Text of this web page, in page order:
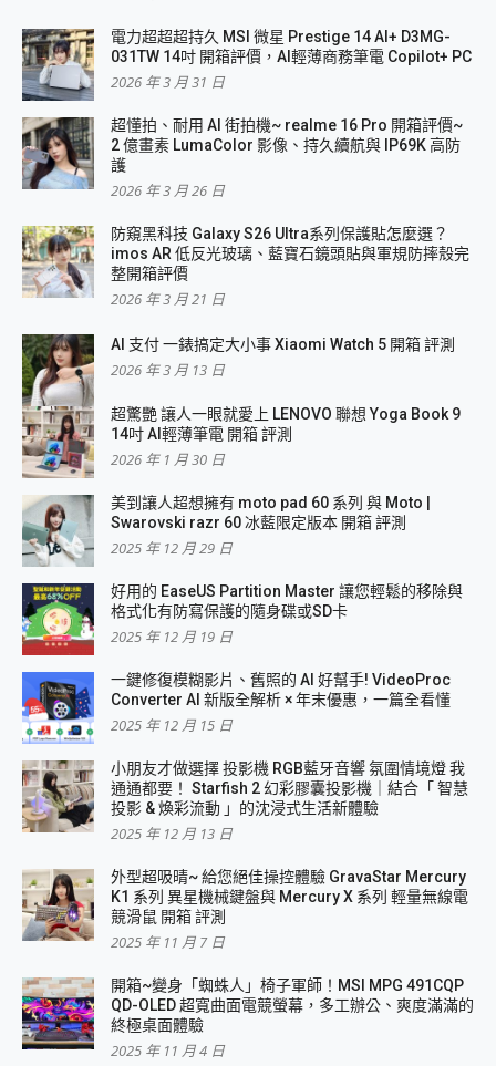
電力超超超持久 MSI 微星 Prestige 14 AI+ D3MG-
031TW 14吋 開箱評價，AI輕薄商務筆電 Copilot+ PC
2026 年 3 月 31 日
超懂拍、耐用 AI 街拍機~ realme 16 Pro 開箱評價~
2 億畫素 LumaColor 影像、持久續航與 IP69K 高防
護
2026 年 3 月 26 日
防窺黑科技 Galaxy S26 Ultra系列保護貼怎麼選？
imos AR 低反光玻璃、藍寶石鏡頭貼與軍規防摔殼完
整開箱評價
2026 年 3 月 21 日
AI 支付 一錶搞定大小事 Xiaomi Watch 5 開箱 評測
2026 年 3 月 13 日
超驚艷 讓人一眼就愛上 LENOVO 聯想 Yoga Book 9
14吋 AI輕薄筆電 開箱 評測
2026 年 1 月 30 日
美到讓人超想擁有 moto pad 60 系列 與 Moto |
Swarovski razr 60 冰藍限定版本 開箱 評測
2025 年 12 月 29 日
好用的 EaseUS Partition Master 讓您輕鬆的移除與
格式化有防寫保護的隨身碟或SD卡
2025 年 12 月 19 日
一鍵修復模糊影片、舊照的 AI 好幫手! VideoProc
Converter AI 新版全解析 × 年末優惠，一篇全看懂
2025 年 12 月 15 日
小朋友才做選擇 投影機 RGB藍牙音響 氛圍情境燈 我
通通都要！ Starfish 2 幻彩膠囊投影機｜結合「 智慧
投影 & 煥彩流動 」的沈浸式生活新體驗
2025 年 12 月 13 日
外型超吸晴~ 給您絕佳操控體驗 GravaStar Mercury
K1 系列 異星機械鍵盤與 Mercury X 系列 輕量無線電
競滑鼠 開箱 評測
2025 年 11 月 7 日
開箱~變身「蜘蛛人」椅子軍師！MSI MPG 491CQP
QD-OLED 超寬曲面電競螢幕，多工辦公、爽度滿滿的
終極桌面體驗
2025 年 11 月 4 日